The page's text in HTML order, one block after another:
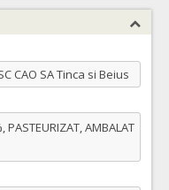
CAO SA Tinca si Beius
PASTEURIZAT, AMBALAT